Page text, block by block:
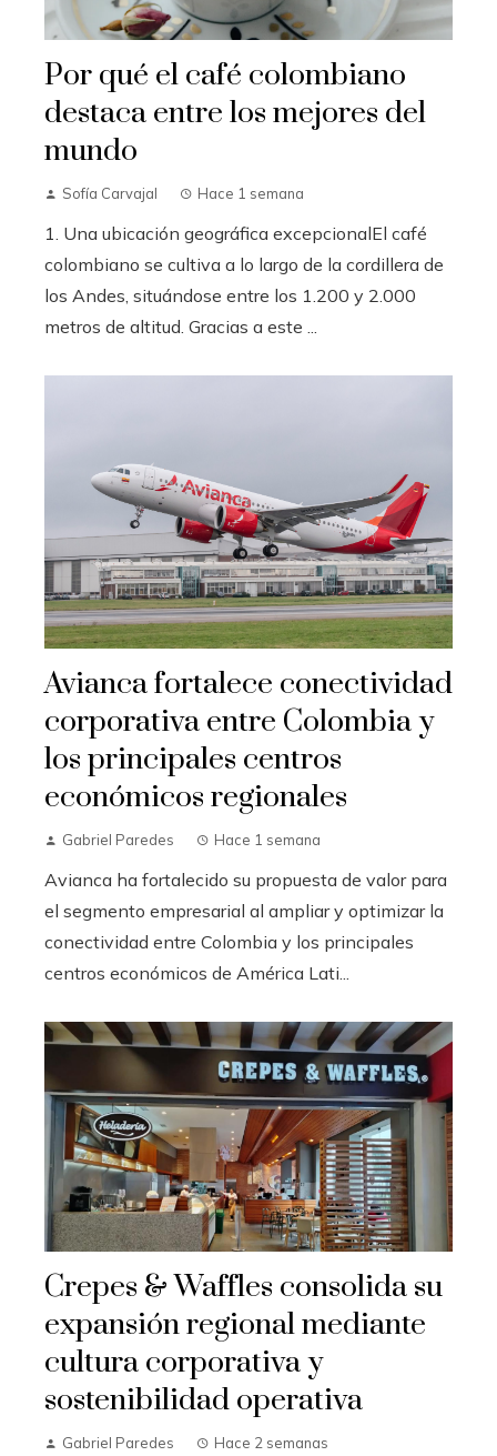
Por qué el café colombiano
destaca entre los mejores del
mundo
Sofía Carvajal Hace 1 semana
1. Una ubicación geográfica excepcionalEl café
colombiano se cultiva a lo largo de la cordillera de
los Andes, situándose entre los 1.200 y 2.000
metros de altitud. Gracias a este ...
Avianca fortalece conectividad
corporativa entre Colombia y
los principales centros
económicos regionales
Gabriel Paredes Hace 1 semana
Avianca ha fortalecido su propuesta de valor para
el segmento empresarial al ampliar y optimizar la
conectividad entre Colombia y los principales
centros económicos de América Lati...
Crepes & Waffles consolida su
expansión regional mediante
cultura corporativa y
sostenibilidad operativa
Gabriel Paredes Hace 2 semanas